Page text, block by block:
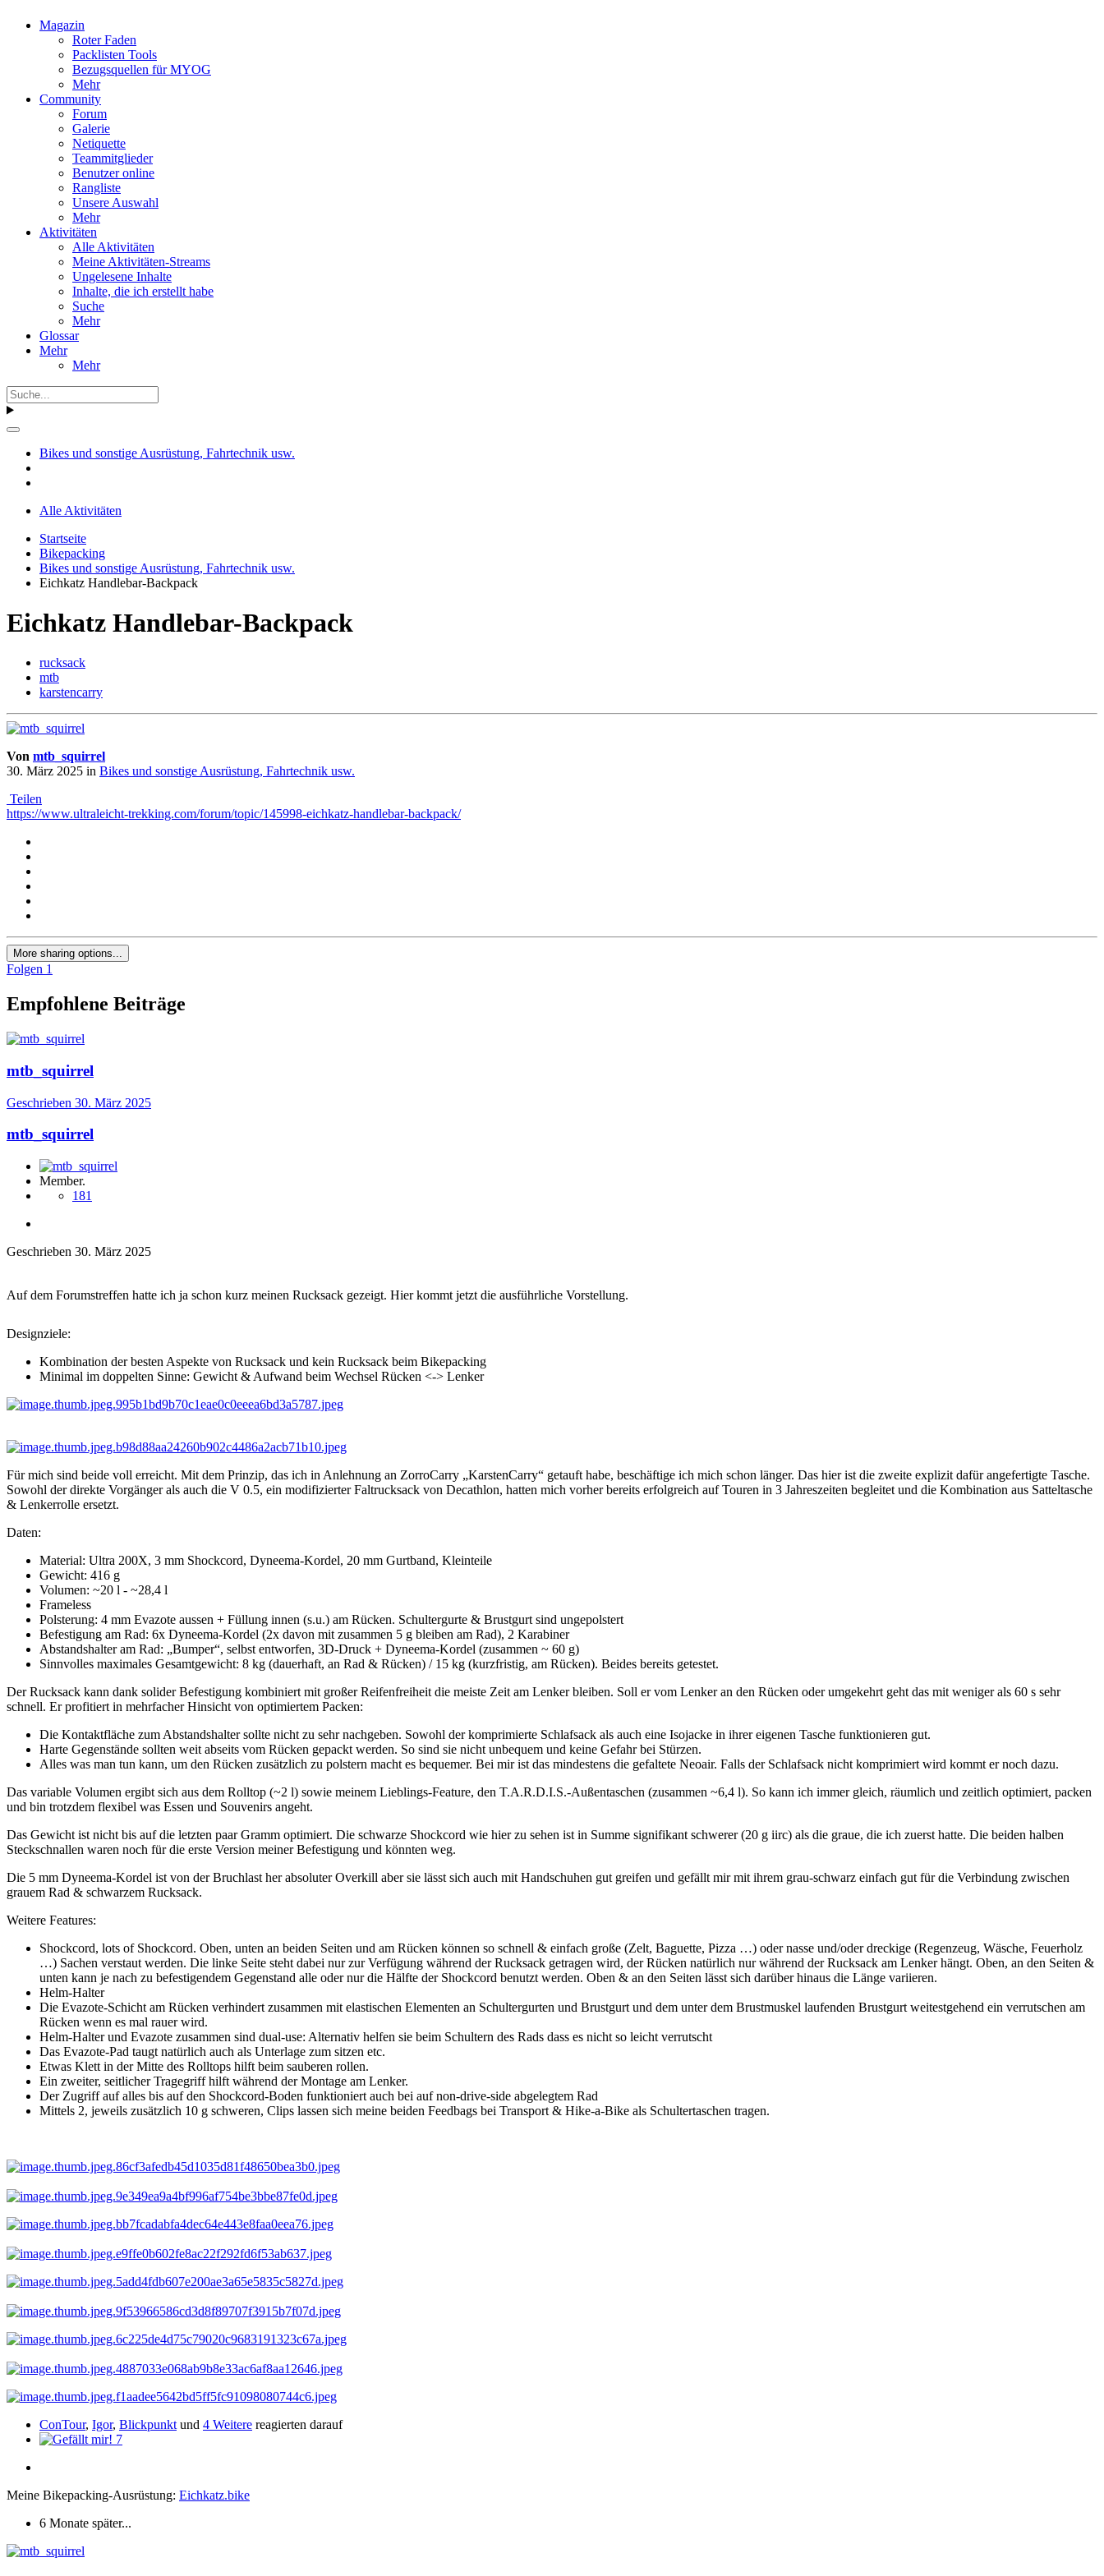
Magazin
Roter Faden
Packlisten Tools
Bezugsquellen für MYOG
Mehr
Community
Forum
Galerie
Netiquette
Teammitglieder
Benutzer online
Rangliste
Unsere Auswahl
Mehr
Aktivitäten
Alle Aktivitäten
Meine Aktivitäten-Streams
Ungelesene Inhalte
Inhalte, die ich erstellt habe
Suche
Mehr
Glossar
Mehr
Mehr
Bikes und sonstige Ausrüstung, Fahrtechnik usw.
Alle Aktivitäten
Startseite
Bikepacking
Bikes und sonstige Ausrüstung, Fahrtechnik usw.
Eichkatz Handlebar-Backpack
Eichkatz Handlebar-Backpack
rucksack
mtb
karstencarry
Von mtb_squirrel
30. März 2025 in Bikes und sonstige Ausrüstung, Fahrtechnik usw.
Teilen
https://www.ultraleicht-trekking.com/forum/topic/145998-eichkatz-handlebar-backpack/
More sharing options...
Folgen 1
Empfohlene Beiträge
mtb_squirrel
Geschrieben 30. März 2025
mtb_squirrel
Member.
181
Geschrieben 30. März 2025
Auf dem Forumstreffen hatte ich ja schon kurz meinen Rucksack gezeigt. Hier kommt jetzt die ausführliche Vorstellung.
Designziele:
Kombination der besten Aspekte von Rucksack und kein Rucksack beim Bikepacking
Minimal im doppelten Sinne: Gewicht & Aufwand beim Wechsel Rücken <-> Lenker
Für mich sind beide voll erreicht. Mit dem Prinzip, das ich in Anlehnung an ZorroCarry „KarstenCarry“ getauft habe, beschäftige ich mich schon länger. Das hier ist die zweite explizit dafür angefertigte Tasche.
Sowohl der direkte Vorgänger als auch die V 0.5, ein modifizierter Faltrucksack von Decathlon, hatten mich vorher bereits erfolgreich auf Touren in 3 Jahreszeiten begleitet und die Kombination aus Satteltasche
& Lenkerrolle ersetzt.
Daten:
Material: Ultra 200X, 3 mm Shockcord, Dyneema-Kordel, 20 mm Gurtband, Kleinteile
Gewicht: 416 g
Volumen: ~20 l - ~28,4 l
Frameless
Polsterung: 4 mm Evazote aussen + Füllung innen (s.u.) am Rücken. Schultergurte & Brustgurt sind ungepolstert
Befestigung am Rad: 6x Dyneema-Kordel (2x davon mit zusammen 5 g bleiben am Rad), 2 Karabiner
Abstandshalter am Rad: „Bumper“, selbst entworfen, 3D-Druck + Dyneema-Kordel (zusammen ~ 60 g)
Sinnvolles maximales Gesamtgewicht: 8 kg (dauerhaft, an Rad & Rücken) / 15 kg (kurzfristig, am Rücken). Beides bereits getestet.
Der Rucksack kann dank solider Befestigung kombiniert mit großer Reifenfreiheit die meiste Zeit am Lenker bleiben. Soll er vom Lenker an den Rücken oder umgekehrt geht das mit weniger als 60 s sehr
schnell. Er profitiert in mehrfacher Hinsicht von optimiertem Packen:
Die Kontaktfläche zum Abstandshalter sollte nicht zu sehr nachgeben. Sowohl der komprimierte Schlafsack als auch eine Isojacke in ihrer eigenen Tasche funktionieren gut.
Harte Gegenstände sollten weit abseits vom Rücken gepackt werden. So sind sie nicht unbequem und keine Gefahr bei Stürzen.
Alles was man tun kann, um den Rücken zusätzlich zu polstern macht es bequemer. Bei mir ist das mindestens die gefaltete Neoair. Falls der Schlafsack nicht komprimiert wird kommt er noch dazu.
Das variable Volumen ergibt sich aus dem Rolltop (~2 l) sowie meinem Lieblings-Feature, den T.A.R.D.I.S.-Außentaschen (zusammen ~6,4 l). So kann ich immer gleich, räumlich und zeitlich optimiert, packen
und bin trotzdem flexibel was Essen und Souvenirs angeht.
Das Gewicht ist nicht bis auf die letzten paar Gramm optimiert. Die schwarze Shockcord wie hier zu sehen ist in Summe signifikant schwerer (20 g iirc) als die graue, die ich zuerst hatte. Die beiden halben
Steckschnallen waren noch für die erste Version meiner Befestigung und könnten weg.
Die 5 mm Dyneema-Kordel ist von der Bruchlast her absoluter Overkill aber sie lässt sich auch mit Handschuhen gut greifen und gefällt mir mit ihrem grau-schwarz einfach gut für die Verbindung zwischen
grauem Rad & schwarzem Rucksack.
Weitere Features:
Shockcord, lots of Shockcord. Oben, unten an beiden Seiten und am Rücken können so schnell & einfach große (Zelt, Baguette, Pizza …) oder nasse und/oder dreckige (Regenzeug, Wäsche, Feuerholz
…) Sachen verstaut werden. Die linke Seite steht dabei nur zur Verfügung während der Rucksack getragen wird, der Rücken natürlich nur während der Rucksack am Lenker hängt. Oben, an den Seiten &
unten kann je nach zu befestigendem Gegenstand alle oder nur die Hälfte der Shockcord benutzt werden. Oben & an den Seiten lässt sich darüber hinaus die Länge variieren.
Helm-Halter
Die Evazote-Schicht am Rücken verhindert zusammen mit elastischen Elementen an Schultergurten und Brustgurt und dem unter dem Brustmuskel laufenden Brustgurt weitestgehend ein verrutschen am
Rücken wenn es mal rauer wird.
Helm-Halter und Evazote zusammen sind dual-use: Alternativ helfen sie beim Schultern des Rads dass es nicht so leicht verrutscht
Das Evazote-Pad taugt natürlich auch als Unterlage zum sitzen etc.
Etwas Klett in der Mitte des Rolltops hilft beim sauberen rollen.
Ein zweiter, seitlicher Tragegriff hilft während der Montage am Lenker.
Der Zugriff auf alles bis auf den Shockcord-Boden funktioniert auch bei auf non-drive-side abgelegtem Rad
Mittels 2, jeweils zusätzlich 10 g schweren, Clips lassen sich meine beiden Feedbags bei Transport & Hike-a-Bike als Schultertaschen tragen.
ConTour, Igor, Blickpunkt und 4 Weitere reagierten darauf
7
Meine Bikepacking-Ausrüstung: Eichkatz.bike
6 Monate später...